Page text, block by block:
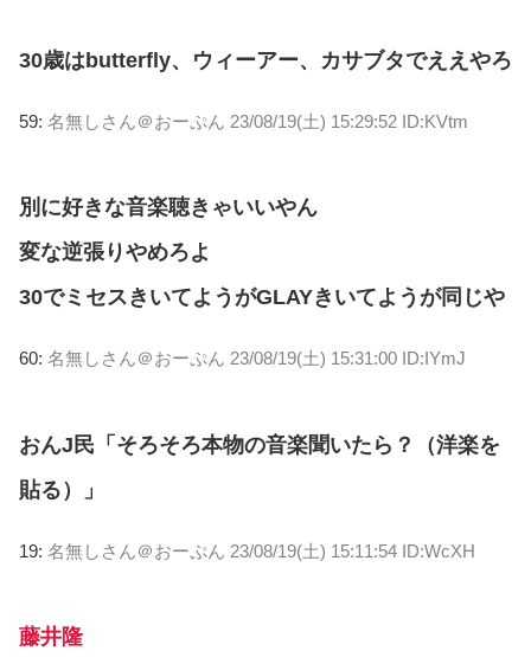
30歳はbutterfly、ウィーアー、カサブタでええやろ
59: 名無しさん＠おーぷん 23/08/19(土) 15:29:52 ID:KVtm
別に好きな音楽聴きゃいいやん
変な逆張りやめろよ
30でミセスきいてようがGLAYきいてようが同じや
60: 名無しさん＠おーぷん 23/08/19(土) 15:31:00 ID:IYmJ
おんJ民「そろそろ本物の音楽聞いたら？（洋楽を
貼る）」
19: 名無しさん＠おーぷん 23/08/19(土) 15:11:54 ID:WcXH
藤井隆